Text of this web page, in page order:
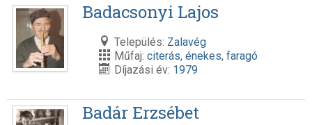
Badacsonyi Lajos
Település: Zalavég
Műfaj: citerás, énekes, faragó
Díjazási év: 1979
Badár Erzsébet